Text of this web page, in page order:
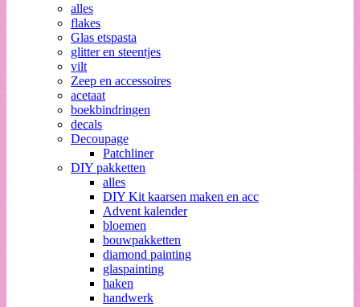
alles
flakes
Glas etspasta
glitter en steentjes
vilt
Zeep en accessoires
acetaat
boekbindringen
decals
Decoupage
Patchliner
DIY pakketten
alles
DIY Kit kaarsen maken en acc
Advent kalender
bloemen
bouwpakketten
diamond painting
glaspainting
haken
handwerk